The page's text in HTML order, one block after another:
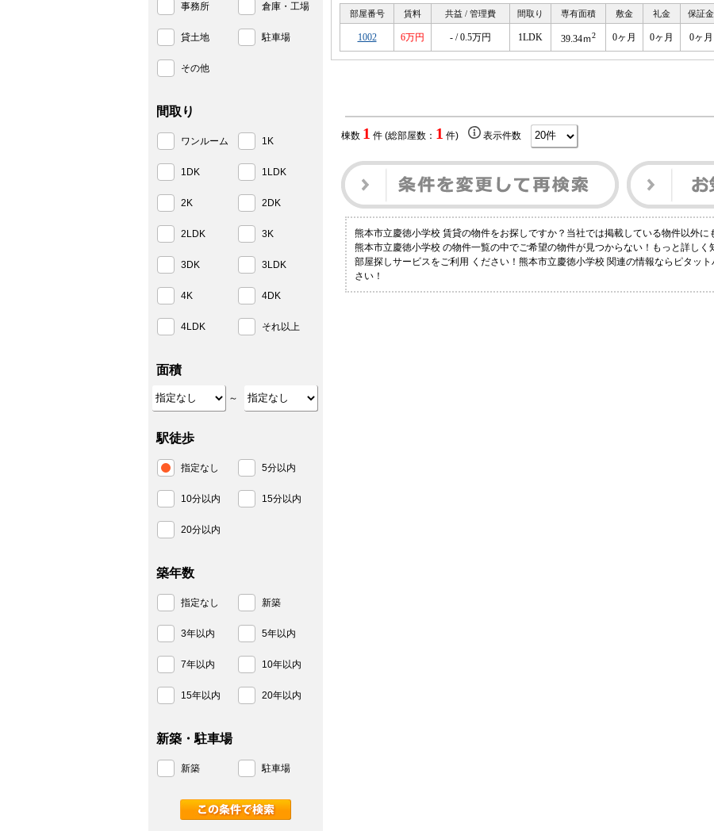
部屋番号 賃料 共益 / 管理費 間取り 専有面積 敷金 礼金 保証金
1002 6万円 - / 0.5万円 1LDK 39.34ｍ2 0ヶ月 0ヶ月 0ヶ月
棟数 1 件 (総部屋数： 1 件) 表示件数
熊本市立慶徳小学校 賃貸の物件をお探しですか？当社では掲載している物件以外に
熊本市立慶徳小学校 の物件一覧の中でご希望の物件が見つからない！もっと詳し
部屋探しサービスをご利用 ください！熊本市立慶徳小学校 関連の情報ならピタッ
さい！
事務所 倉庫・工場
貸土地 駐車場
その他
間取り
ワンルーム 1K
1DK 1LDK
2K 2DK
2LDK 3K
3DK 3LDK
4K 4DK
4LDK それ以上
面積
～
駅徒歩
指定なし 5分以内
10分以内 15分以内
20分以内
築年数
指定なし 新築
3年以内 5年以内
7年以内 10年以内
15年以内 20年以内
新築・駐車場
新築 駐車場